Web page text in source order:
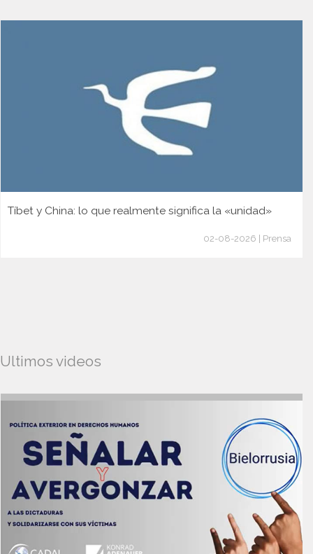
Tíbet y China: lo que realmente significa la «unidad»
02-08-2026 | Prensa
Ultimos videos